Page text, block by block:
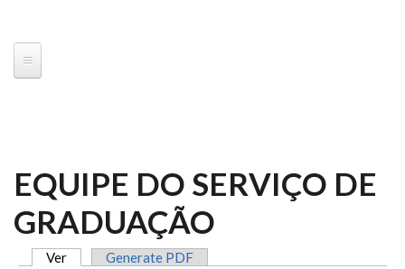
EQUIPE DO SERVIÇO DE
GRADUAÇÃO
Ver (aba ativa)Generate PDF